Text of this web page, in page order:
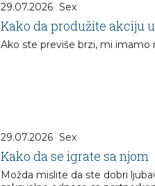
29.07.2026 Sex
Kako da produžite akciju
Ako ste previše brzi, mi imamo
29.07.2026 Sex
Kako da se igrate sa njom
Možda mislite da ste dobri